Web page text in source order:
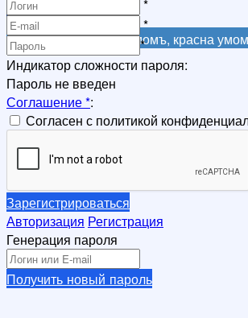
Регистрация
Не красна книга письмомъ, красна
*
*
*
Индикатор сложности пароля:
Пароль не введен
Соглашение*:
Согласен с политикой
Зарегистрироваться
Авторизация Регистрация
Генерация пароля
Получить новый пароль